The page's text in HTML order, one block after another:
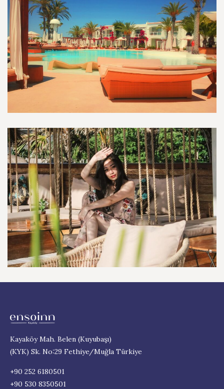
Kayaköy Mah. Belen (Kuyubaşı)
(KYK) Sk. No:29 Fethiye/Muğla Türkiye
+90 252 6180501
+90 530 8350501